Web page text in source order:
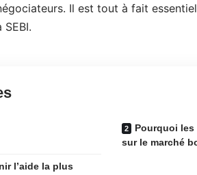
Il est tout à fait
Pourquoi
sur le marché
l’aide la plus